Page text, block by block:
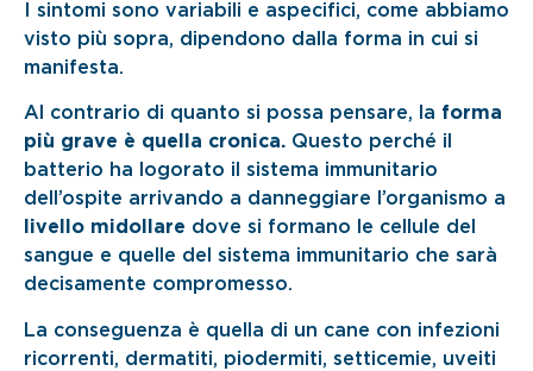
I sintomi sono variabili e aspecifici, come abbiamo
visto più sopra, dipendono dalla forma in cui si
manifesta.
Al contrario di quanto si possa pensare, la forma
più grave è quella cronica. Questo perché il
batterio ha logorato il sistema immunitario
dell’ospite arrivando a danneggiare l’organismo a
livello midollare dove si formano le cellule del
sangue e quelle del sistema immunitario che sarà
decisamente compromesso.
La conseguenza è quella di un cane con infezioni
ricorrenti, dermatiti, piodermiti, setticemie, uveiti